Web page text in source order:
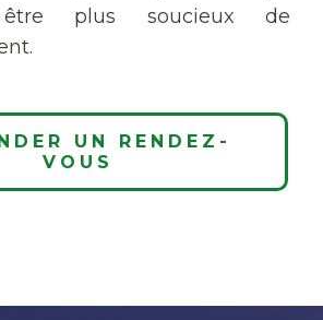
être plus soucieux de
UN RENDEZ-
VOUS